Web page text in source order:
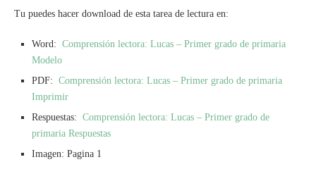
Tu puedes hacer download de esta tarea de lectura en:
Word: Comprensión lectora: Lucas – Primer grado de primaria
Modelo
PDF: Comprensión lectora: Lucas – Primer grado de primaria
Imprimir
Respuestas: Comprensión lectora: Lucas – Primer grado de
primaria Respuestas
Imagen: Pagina 1